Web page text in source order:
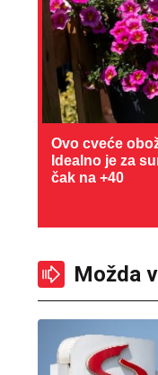
Ovo cveće
Idealno je za
čak na +40
Možda